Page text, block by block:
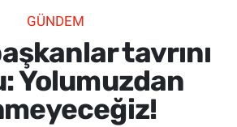
GÜNDEM
tavrını
Yolumuzdan